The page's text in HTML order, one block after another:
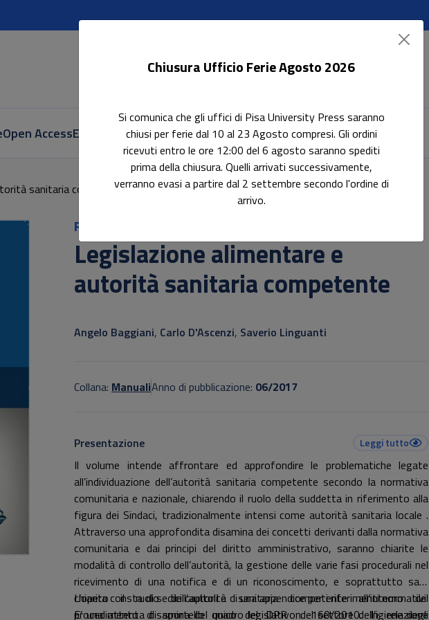
Open AccessE-book AccessibiliIn evidenzaPubblica con noi
sanitaria competente
Ricerca
Legislazione alimentare e
autorità sanitaria competente
Angelo Baggiani, Carlo D'Ascenzi, Saverio Linguanti
Collana: ManualiAnno di pubblicazione: 06/2017
Presentazione Leggi tutto
Il volume intende affrontare ed approfondire le problematiche legate
all’individuazione dell’autorità sanitaria competente secondo la normativa
comunitaria e nazionale, chiarendo il ruolo della suddetta in riferimento alla
figura dei Sindaci, tradizionalmente intensi come autorità sanitaria locale .
Attraverso una approfondita disamina dei concetti derivanti dalla normativa
comunitaria e dai principi del diritto amministrativo, saranno chiarite le
modalità di controllo dell’autorità, la gestione delle varie fasi procedurali nel
ricevimento di una notifica e di un riconoscimento, e soprattutto sarà
chiarito il ruolo dell’autorità sanitaria competente all’interno del
procedimento di sportello unico del DPR n. 160/2010. In relazione
L’opera consta di sedici capitoli e di una appendice per i riferimenti normativi.
E’ una attenta disamina del quadro legislativo del settore dell’igiene degli
Chiusura Ufficio Ferie Agosto 2026
Si comunica che gli uffici di Pisa University Press saranno
chiusi per ferie dal 10 al 23 Agosto compresi. Gli ordini
ricevuti entro le ore 12:00 del 6 agosto saranno spediti
prima della chiusura. Quelli arrivati successivamente,
verranno evasi a partire dal 2 settembre secondo l'ordine di
arrivo.